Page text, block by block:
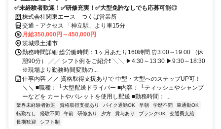
✅未経験者歓迎！✅研修充実！✅大型免許なしでも応募可能◎
株式会社関東エース つくば営業所
交通・アクセス 「神立駅」より車15分
月給350,000円～450,000円
茨城県土浦市
勤務時間詳細 総労働時間：1ヶ月あたり160時間 ⏰3:00～19:00 （休
憩90分） ╱╱ シフト例をご紹介❗ ╲╲ ▶4:30～13:30 ▶9:30～18:30
※現場より勤務時間変動の...
仕事内容 ／／ 資格取得支援ありで 中型・大型へのステップUP可！
＼＼ ■職種： └大型配送ドライバー ■内容： └ティッシュやシャンプ
ーなどを カートやパレットを使用し配送 ■勤務時間： ...
業界未経験者歓迎 資格取得支援あり バイク通勤OK 早朝 学歴不問
車通勤OK
転勤なし
経験不問 午前 研修あり 夕方 賞与あり ブランクOK
交通費支給
長期歓迎
シフト制